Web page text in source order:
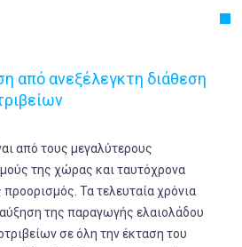
από ανεξέλεγκτη διάθεση
από τους μεγαλύτερους
της χώρας και ταυτόχρονα
Τα τελευταία χρόνια
της παραγωγής ελαιολάδου
σε όλη την έκταση του
Αθλητικά